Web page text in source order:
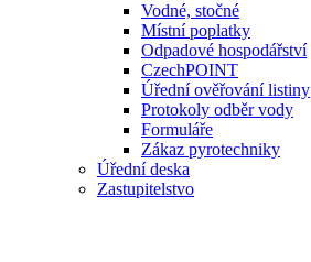
Vodné, stočné
Místní poplatky
Odpadové hospodářství
CzechPOINT
Úřední ověřování listiny
Protokoly odběr vody
Formuláře
Zákaz pyrotechniky
Úřední deska
Zastupitelstvo